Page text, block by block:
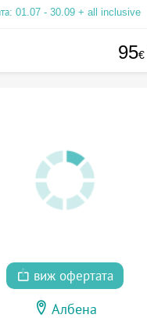
01.07 - 30.09 + all inclusive
95€
виж офертата
Албена